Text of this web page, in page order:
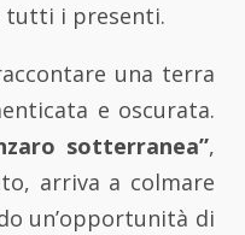
tutti i presenti.
una terra
e oscurata.
sotterranea”,
arriva a colmare
un’opportunità di